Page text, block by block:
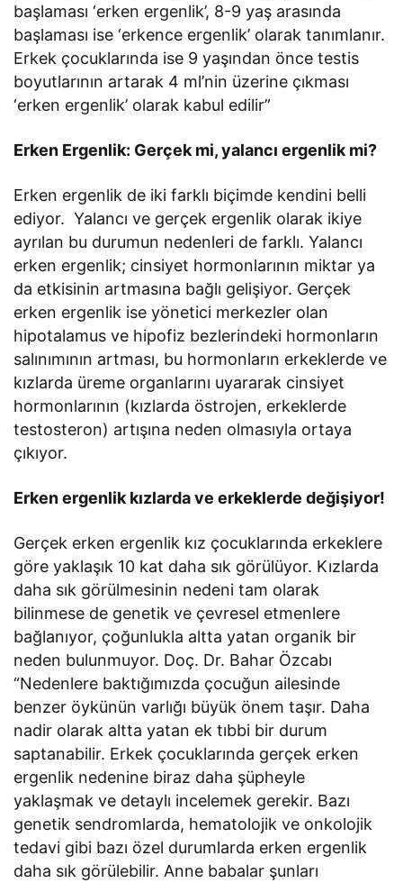
başlaması ‘erken ergenlik’, 8-9 yaş arasında
başlaması ise ‘erkence ergenlik’ olarak tanımlanır.
Erkek çocuklarında ise 9 yaşından önce testis
boyutlarının artarak 4 ml’nin üzerine çıkması
‘erken ergenlik’ olarak kabul edilir”
Erken Ergenlik: Gerçek mi, yalancı ergenlik mi?
Erken ergenlik de iki farklı biçimde kendini belli
ediyor. Yalancı ve gerçek ergenlik olarak ikiye
ayrılan bu durumun nedenleri de farklı. Yalancı
erken ergenlik; cinsiyet hormonlarının miktar ya
da etkisinin artmasına bağlı gelişiyor. Gerçek
erken ergenlik ise yönetici merkezler olan
hipotalamus ve hipofiz bezlerindeki hormonların
salınımının artması, bu hormonların erkeklerde ve
kızlarda üreme organlarını uyararak cinsiyet
hormonlarının (kızlarda östrojen, erkeklerde
testosteron) artışına neden olmasıyla ortaya
çıkıyor.
Erken ergenlik kızlarda ve erkeklerde değişiyor!
Gerçek erken ergenlik kız çocuklarında erkeklere
göre yaklaşık 10 kat daha sık görülüyor. Kızlarda
daha sık görülmesinin nedeni tam olarak
bilinmese de genetik ve çevresel etmenlere
bağlanıyor, çoğunlukla altta yatan organik bir
neden bulunmuyor. Doç. Dr. Bahar Özcabı
“Nedenlere baktığımızda çocuğun ailesinde
benzer öykünün varlığı büyük önem taşır. Daha
nadir olarak altta yatan ek tıbbi bir durum
saptanabilir. Erkek çocuklarında gerçek erken
ergenlik nedenine biraz daha şüpheyle
yaklaşmak ve detaylı incelemek gerekir. Bazı
genetik sendromlarda, hematolojik ve onkolojik
tedavi gibi bazı özel durumlarda erken ergenlik
daha sık görülebilir. Anne babalar şunları